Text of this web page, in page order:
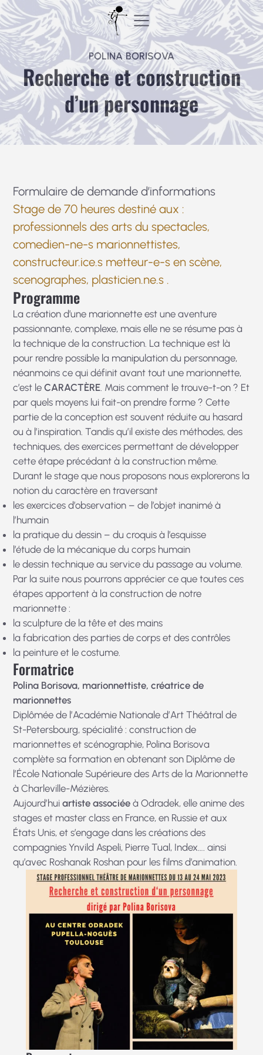
Aller
au
contenu
POLINA BORISOVA
Recherche et construction
d’un personnage
Formulaire de demande d’informations
Stage de 70 heures destiné aux :
professionnels des arts du spectacles,
comedien-ne-s marionnettistes,
constructeur.ice.s metteur-e-s en scène,
scenographes, plasticien.ne.s .
Programme
La création d’une marionnette est une aventure
passionnante, complexe, mais elle ne se résume pas à
la technique de la construction. La technique est là
pour rendre possible la manipulation du personnage,
néanmoins ce qui définit avant tout une marionnette,
c’est leCARACTÈRE. Mais comment le trouve-t-on ? Et
par quels moyens lui fait-on prendre forme ? Cette
partie de la conception est souvent réduite au hasard
ou à l’inspiration. Tandis qu’il existe des méthodes, des
techniques, des exercices permettant de développer
cette étape précédant à la construction même.
Durant le stage que nous proposons nous explorerons la
notion du caractère en traversant
les exercices d’observation – de l’objet inanimé à
l’humain
la pratique du dessin – du croquis à l’esquisse
l’étude de la mécanique du corps humain
le dessin technique au service du passage au volume.
Par la suite nous pourrons apprécier ce que toutes ces
étapes apportent à la construction de notre
marionnette :
la sculpture de la tête et des mains
la fabrication des parties de corps et des contrôles
la peinture et le costume.
Formatrice
Polina Borisova, marionnettiste, créatrice de
marionnettes
Diplômée de l’Académie Nationale d’Art Théâtral de
St-Petersbourg, spécialité : construction de
marionnettes et scénographie, Polina Borisova
complète sa formation en obtenant son Diplôme de
l’École Nationale Supérieure des Arts de la Marionnette
à Charleville-Mézières.
Aujourd’huiartiste associée à Odradek, elle anime des
stages et master class en France, en Russie et aux
États Unis, et s’engage dans les créations des
compagnies Ynvild Aspeli, Pierre Tual, Index…. ainsi
qu’avec Roshanak Roshan pour les films d’animation.